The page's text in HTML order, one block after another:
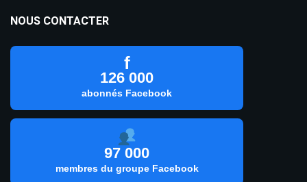
NOUS CONTACTER
f
126 000
abonnés Facebook
97 000
membres du groupe Facebook